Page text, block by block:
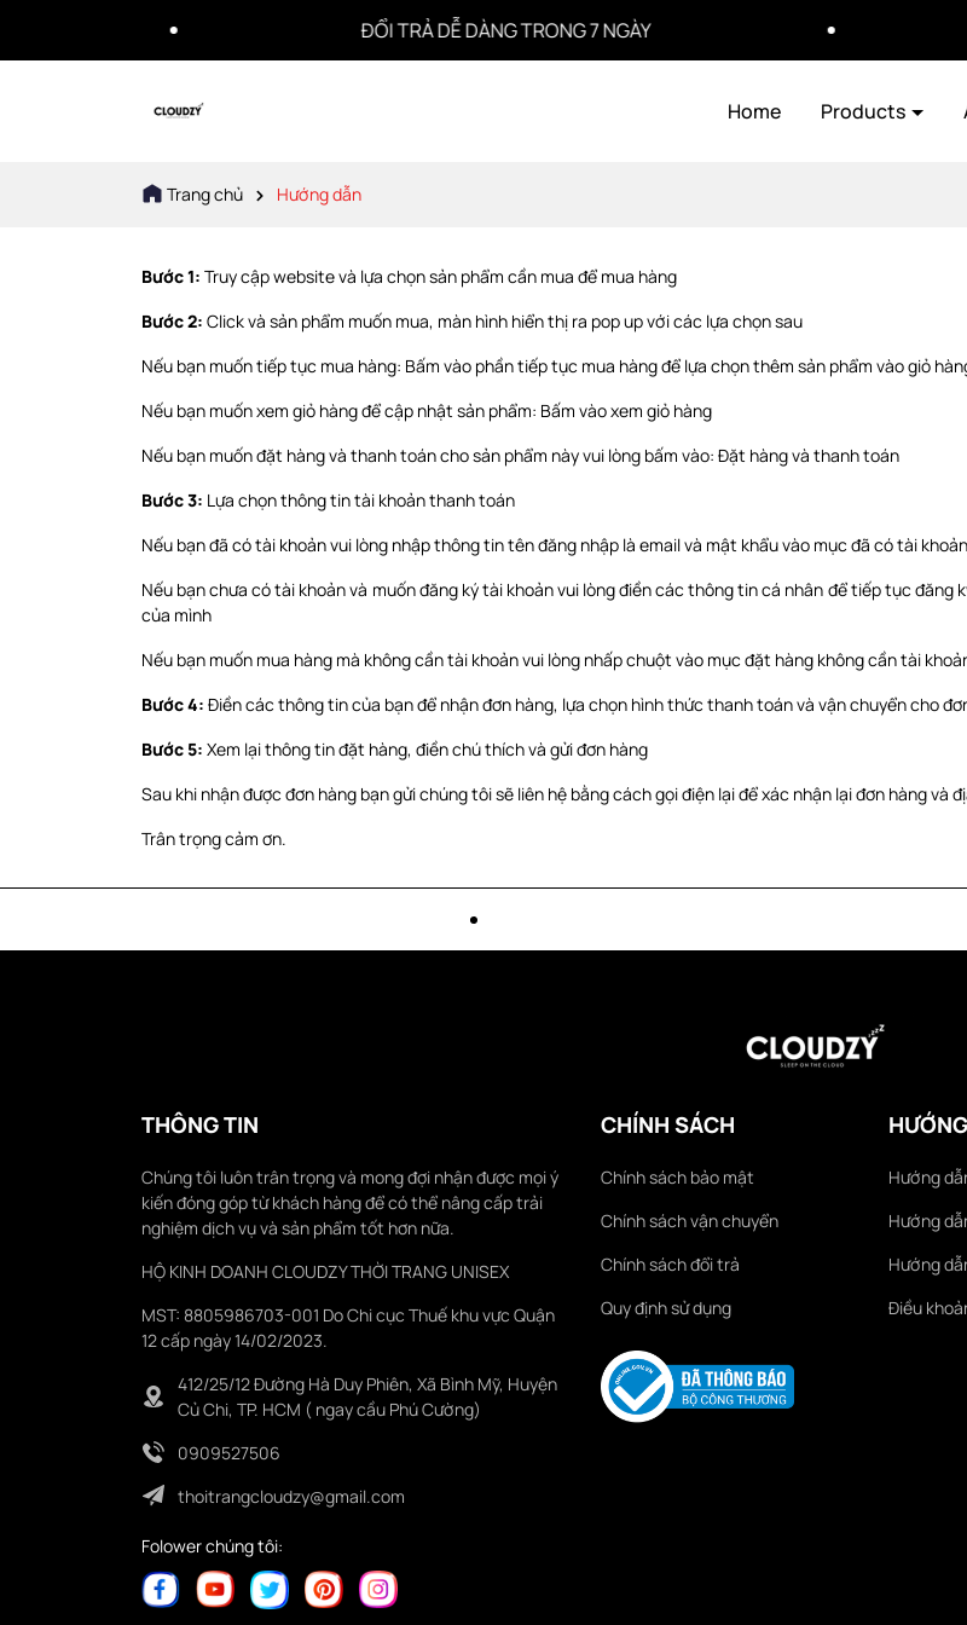
ĐỔI TRẢ DỄ DÀNG TRONG 7 NGÀY
Home Products
Trang chủ Hướng dẫn
Bước 1: Truy cập website và lựa chọn sản phẩm cần mua để mua hàng
Bước 2: Click và sản phẩm muốn mua, màn hình hiển thị ra pop up với các lựa chọn sau
Nếu bạn muốn tiếp tục mua hàng: Bấm vào phần tiếp tục mua hàng để lựa chọn thêm sản phẩm vào giỏ
Nếu bạn muốn xem giỏ hàng để cập nhật sản phẩm: Bấm vào xem giỏ hàng
Nếu bạn muốn đặt hàng và thanh toán cho sản phẩm này vui lòng bấm vào: Đặt hàng và thanh toán
Bước 3: Lựa chọn thông tin tài khoản thanh toán
Nếu bạn đã có tài khoản vui lòng nhập thông tin tên đăng nhập là email và mật khẩu vào mục đã có tài
Nếu bạn chưa có tài khoản và muốn đăng ký tài khoản vui lòng điền các thông tin cá nhân để tiếp tục đăng
của mình
Nếu bạn muốn mua hàng mà không cần tài khoản vui lòng nhấp chuột vào mục đặt hàng không cần tài
Bước 4: Điền các thông tin của bạn để nhận đơn hàng, lựa chọn hình thức thanh toán và vận chuyển cho
Bước 5: Xem lại thông tin đặt hàng, điền chú thích và gửi đơn hàng
Sau khi nhận được đơn hàng bạn gửi chúng tôi sẽ liên hệ bằng cách gọi điện lại để xác nhận lại đơn hàng và
Trân trọng cảm ơn.
THÔNG TIN
Chúng tôi luôn trân trọng và mong đợi nhận được mọi ý
kiến đóng góp từ khách hàng để có thể nâng cấp trải
nghiệm dịch vụ và sản phẩm tốt hơn nữa.
HỘ KINH DOANH CLOUDZY THỜI TRANG UNISEX
MST: 8805986703-001 Do Chi cục Thuế khu vực Quận
12 cấp ngày 14/02/2023.
412/25/12 Đường Hà Duy Phiên, Xã Bình Mỹ, Huyện
Củ Chi, TP. HCM ( ngay cầu Phú Cường)
0909527506
thoitrangcloudzy@gmail.com
Folower chúng tôi:
CHÍNH SÁCH
Chính sách bảo mật
Chính sách vận chuyển
Chính sách đổi trả
Quy định sử dụng
Hướng
Hướng
Hướng
Điều